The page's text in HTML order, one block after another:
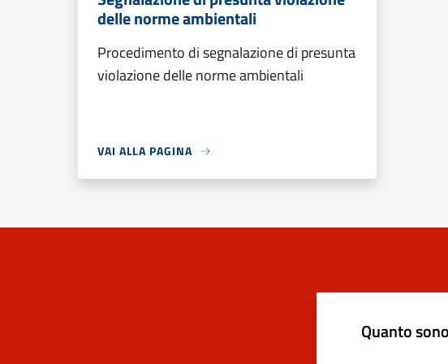
delle norme ambientali
Procedimento di segnalazione di presunta
violazione delle norme ambientali
VAI ALLA PAGINA
Quanto